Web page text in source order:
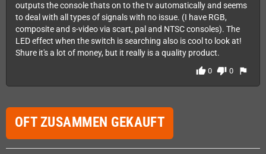
outputs the console thats on to the tv automatically and seems
to deal with all types of signals with no issue. (I have RGB,
composite and s-video via scart, pal and NTSC consoles). The
LED effect when the switch is searching also is cool to look at!
Shure it's a lot of money, but it really is a quality product.
thumb_up 0 thumb_down 0 flag
OFT ZUSAMMEN GEKAUFT